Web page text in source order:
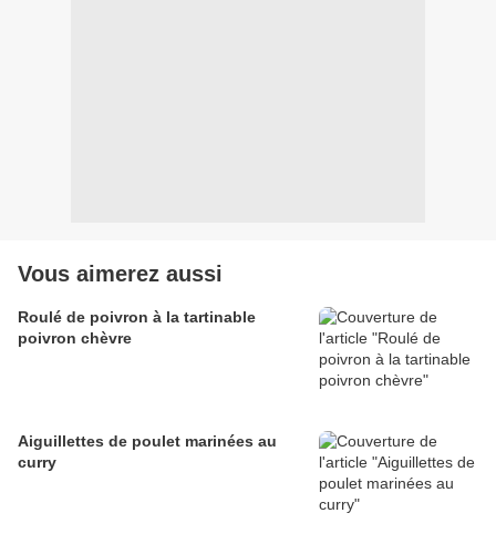
Vous aimerez aussi
Roulé de poivron à la tartinable
poivron chèvre
Aiguillettes de poulet marinées au
curry